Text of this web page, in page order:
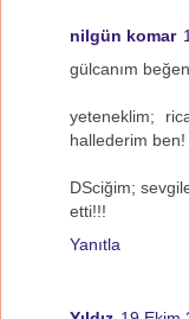
nilgün komar
gülcanım
yeteneklim;
hallederim ben!
DSciğim;
etti!!!
Yanıtla